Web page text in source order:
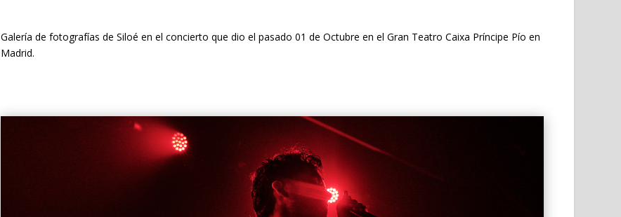
Galería de fotografías de Siloé en el concierto que dio el pasado 01 de Octubre en el Gran Teatro Caixa Príncipe Pío en
Madrid.